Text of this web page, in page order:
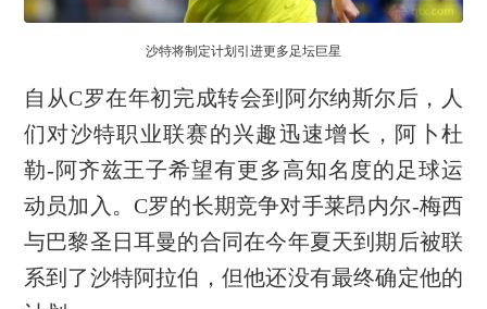
沙特将制定计划引进更多足坛巨星
自从C罗在年初完成转会到阿尔纳斯尔后，人
们对沙特职业联赛的兴趣迅速增长，阿卜杜
勒-阿齐兹王子希望有更多高知名度的足球运
动员加入。C罗的长期竞争对手莱昂内尔-梅西
与巴黎圣日耳曼的合同在今年夏天到期后被联
系到了沙特阿拉伯，但他还没有最终确定他的